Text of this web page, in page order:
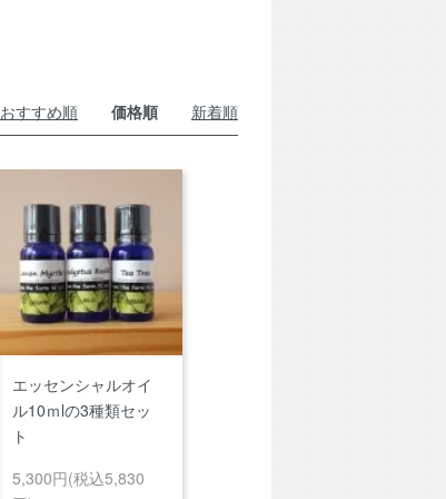
おすすめ順 価格順 新着順
エッセンシャルオイ
ル10ｍlの3種類セッ
ト
5,300円(税込5,830